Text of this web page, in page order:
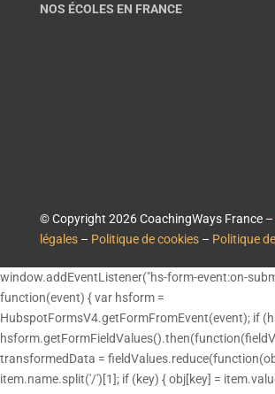
NOS ÉCOLES EN FRANCE
© Copyright 2026 CoachingWays France –
légales– Politique de cookies– Politique
window.addEventListener("hs-form-event:on-
function(event) { var hsform =
HubspotFormsV4.getFormFromEvent(event); if
transformedData =
item.name.split('/')[1]; if (key) { obj[key] =